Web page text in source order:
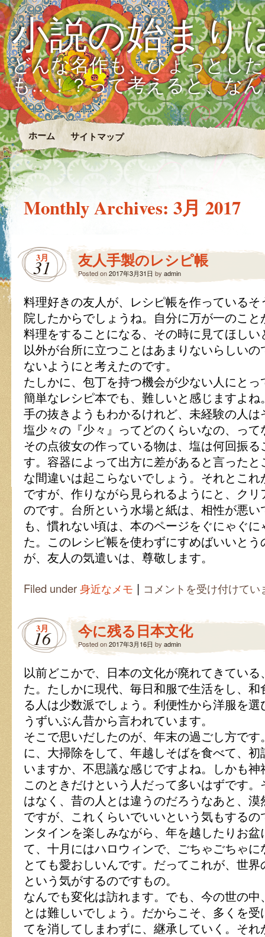
小説の始まり
どんな名作も、ひょっとし
も…！？って考えると、な
ホーム サイトマップ
Monthly Archives: 3月 2017
3月
31 友人手製のレシピ帳
Posted on2017年3月31日 by admin
料理好きの友人が、レシピ帳を作っている
院したからでしょうね。自分に万が一のこ
料理をすることになる、その時に見てほし
以外が台所に立つことはあまりないらしい
ないようにと考えたのです。
たしかに、包丁を持つ機会が少ない人にと
簡単なレシピ本でも、難しいと感じますよ
手の抜きようもわかるけれど、未経験の人
塩少々の『少々』ってどのくらいなの、っ
その点彼女の作っている物は、塩は何回振
す。容器によって出方に差があると言った
な間違いは起こらないでしょう。それとこ
ですが、作りながら見られるようにと、ク
のです。台所という水場と紙は、相性が悪
も、慣れない頃は、本のページをぐにゃぐ
た。このレシピ帳を使わずにすめばいいと
が、友人の気遣いは、尊敬します。
Filed under身近なメモ |
友
人
の
レ
シ
帳
は
コメントを受け付けてい
3月
16 今に残る日本文化
Posted on2017年3月16日 by admin
以前どこかで、日本の文化が廃れてきてい
た。たしかに現代、毎日和服で生活をし、
る人は少数派でしょう。利便性から洋服を
うずいぶん昔から言われています。
そこで思いだしたのが、年末の過ごし方で
に、大掃除をして、年越しそばを食べて、
いますか、不思議な感じですよね。しかも
このときだけという人だって多いはずです
はなく、昔の人とは違うのだろうなあと、
ですが、これくらいでいいという気もする
ンタインを楽しみながら、年を越したりお
て、十月にはハロウィンで、ごちゃごちゃ
とても愛おしいんです。だってこれが、世
という気がするのですもの。
なんでも変化は訪れます。でも、今の世の
とは難しいでしょう。だからこそ、多くを
てを消してしまわずに、継承していく。そ